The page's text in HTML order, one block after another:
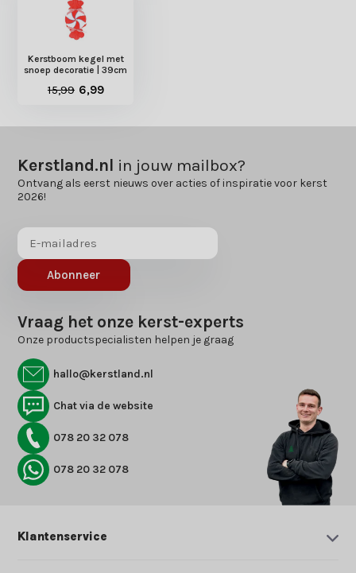
Kerstboom kegel met
snoep decoratie | 39cm
15,99 6,99
Kerstland.nl in jouw mailbox?
Ontvang als eerst nieuws over acties of inspiratie voor kerst
2026!
Abonneer
Vraag het onze kerst-experts
Onze productspecialisten helpen je graag
hallo@kerstland.nl
Chat via de website
078 20 32 078
078 20 32 078
Klantenservice